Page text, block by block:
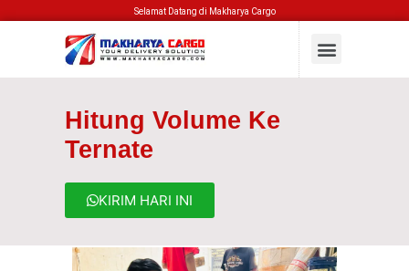
Selamat Datang di Makharya Cargo
Hitung Volume Ke
Ternate
KIRIM HARI INI